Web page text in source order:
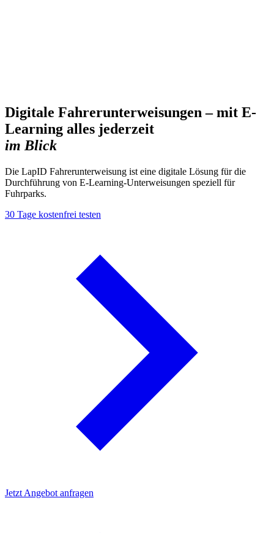
Digitale Fahrerunterweisungen – mit E-
Learning alles jederzeit
im Blick
Die LapID Fahrerunterweisung ist eine digitale Lösung für die
Durchführung von E-Learning-Unterweisungen speziell für
Fuhrparks.
30 Tage kostenfrei testen
Jetzt Angebot anfragen